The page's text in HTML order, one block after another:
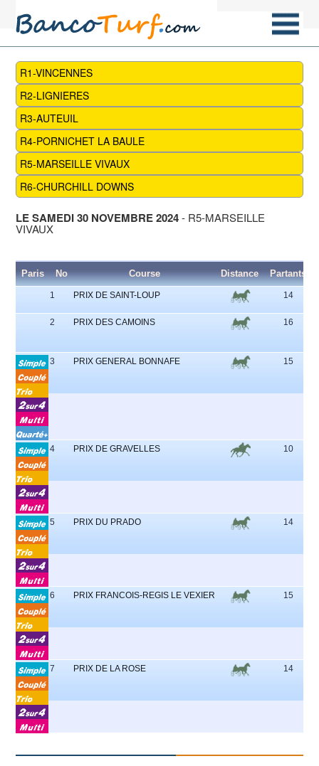
R1-VINCENNES
R2-LIGNIERES
R3-AUTEUIL
R4-PORNICHET LA BAULE
R5-MARSEILLE VIVAUX
R6-CHURCHILL DOWNS
LE SAMEDI 30 NOVEMBRE 2024- R5-MARSEILLE
VIVAUX
Paris No Course Distance Partants
1 PRIX DE SAINT-LOUP 14
2 PRIX DES CAMOINS 16
3 PRIX GENERAL BONNAFE 15
4 PRIX DE GRAVELLES 10
5 PRIX DU PRADO 14
6 PRIX FRANCOIS-REGIS LE VEXIER 15
7 PRIX DE LA ROSE 14